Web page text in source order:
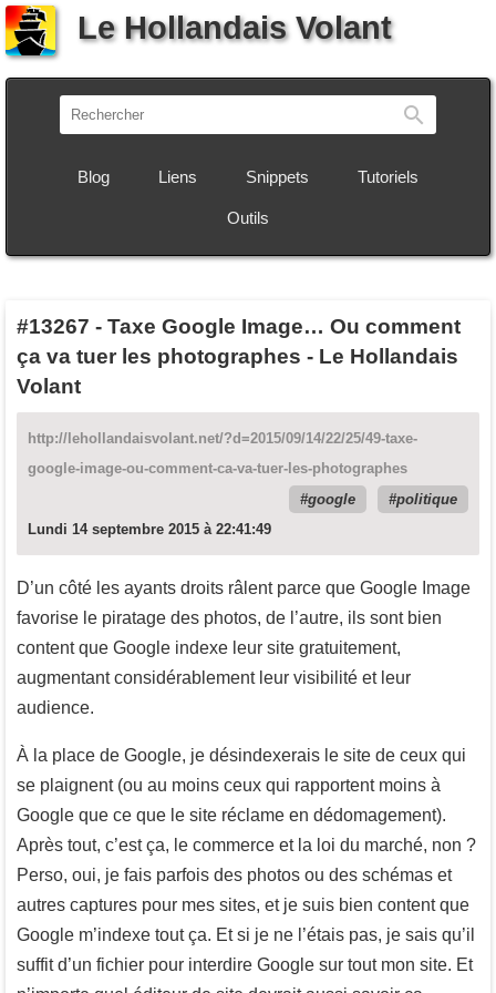
Le Hollandais Volant
Blog Liens Snippets Tutoriels
Outils
#13267 - Taxe Google Image… Ou comment
ça va tuer les photographes - Le Hollandais
Volant
http://lehollandaisvolant.net/?d=2015/09/14/22/25/49-taxe-
google-image-ou-comment-ca-va-tuer-les-photographes
google
politique
Lundi 14 septembre 2015 à 22:41:49
D’un côté les ayants droits râlent parce que Google Image
favorise le piratage des photos, de l’autre, ils sont bien
content que Google indexe leur site gratuitement,
augmentant considérablement leur visibilité et leur
audience.
À la place de Google, je désindexerais le site de ceux qui
se plaignent (ou au moins ceux qui rapportent moins à
Google que ce que le site réclame en dédomagement).
Après tout, c’est ça, le commerce et la loi du marché, non ?
Perso, oui, je fais parfois des photos ou des schémas et
autres captures pour mes sites, et je suis bien content que
Google m’indexe tout ça. Et si je ne l’étais pas, je sais qu’il
suffit d’un fichier pour interdire Google sur tout mon site. Et